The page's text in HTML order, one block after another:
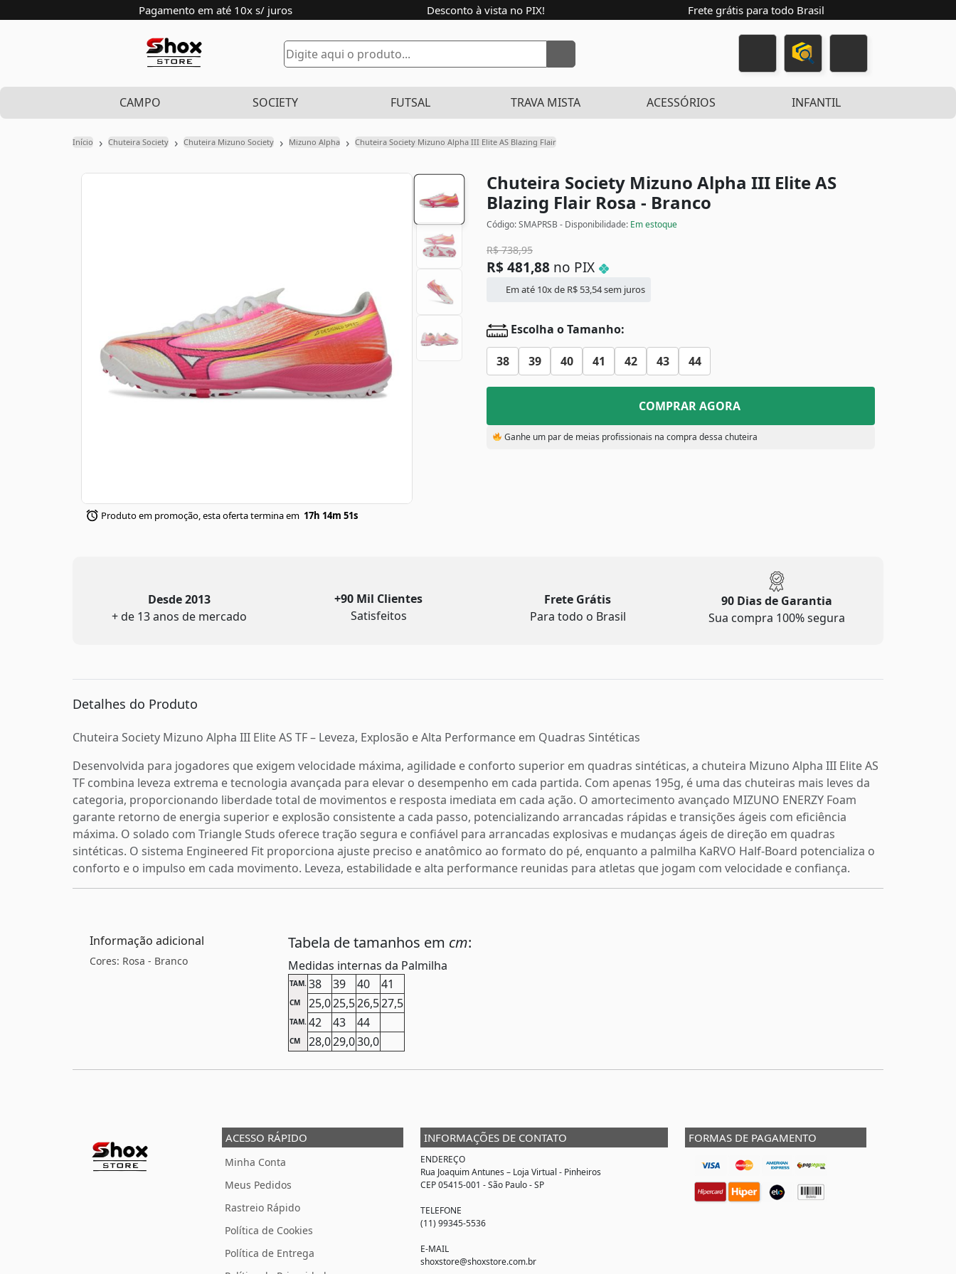
Pagamento em até 10x s/ juros Desconto à vista no PIX! Frete grátis para todo Brasil
CAMPO SOCIETY FUTSAL TRAVA MISTA ACESSÓRIOS INFANTIL
Início › Chuteira Society › Chuteira Mizuno Society › Mizuno Alpha › Chuteira Society Mizuno Alpha III Elite AS Blazing Flair
Produto em promoção, esta oferta termina em 17h 14m 50s
Chuteira Society Mizuno Alpha III Elite AS
Blazing Flair Rosa - Branco
Código: SMAPRSB - Disponibilidade: Em estoque
R$738,95
R$ 481,88 no PIX
Em até 10x de R$ 53,54sem juros
Escolha o Tamanho:
38 39 40 41 42 43 44
COMPRAR AGORA
Ganhe um par de meias profissionais na compra dessa chuteira
Desde 2013
+ de 13 anos de mercado
+90 Mil Clientes
Satisfeitos
Frete Grátis
Para todo o Brasil
90 Dias de Garantia
Sua compra 100% segura
Detalhes do Produto
Chuteira Society Mizuno Alpha III Elite AS TF – Leveza, Explosão e Alta Performance em Quadras Sintéticas
Desenvolvida para jogadores que exigem velocidade máxima, agilidade e conforto superior em quadras sintéticas, a chuteira Mizuno Alpha III Elite AS
TF combina leveza extrema e tecnologia avançada para elevar o desempenho em cada partida. Com apenas 195g, é uma das chuteiras mais leves da
categoria, proporcionando liberdade total de movimentos e resposta imediata em cada ação. O amortecimento avançado MIZUNO ENERZY Foam
garante retorno de energia superior e explosão consistente a cada passo, potencializando arrancadas rápidas e transições ágeis com eficiência
máxima. O solado com Triangle Studs oferece tração segura e confiável para arrancadas explosivas e mudanças ágeis de direção em quadras
sintéticas. O sistema Engineered Fit proporciona ajuste preciso e anatômico ao formato do pé, enquanto a palmilha KaRVO Half-Board potencializa o
conforto e o impulso em cada movimento. Leveza, estabilidade e alta performance reunidas para atletas que jogam com velocidade e confiança.
Informação adicional
Cores: Rosa - Branco
Tabela de tamanhos em cm:
Medidas internas da Palmilha
TAM. 38 39 40 41
CM 25,025,526,527,5
TAM. 42 43 44
CM 28,029,030,0
ACESSO RÁPIDO
Minha Conta
Meus Pedidos
Rastreio Rápido
Política de Cookies
Política de Entrega
INFORMAÇÕES DE CONTATO
ENDEREÇO
Rua Joaquim Antunes – Loja Virtual - Pinheiros
CEP 05415-001 - São Paulo - SP
TELEFONE
(11) 99345-5536
E-MAIL
shoxstore@shoxstore.com.br
FORMAS DE PAGAMENTO